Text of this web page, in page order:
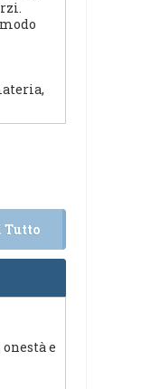
Tutto
e